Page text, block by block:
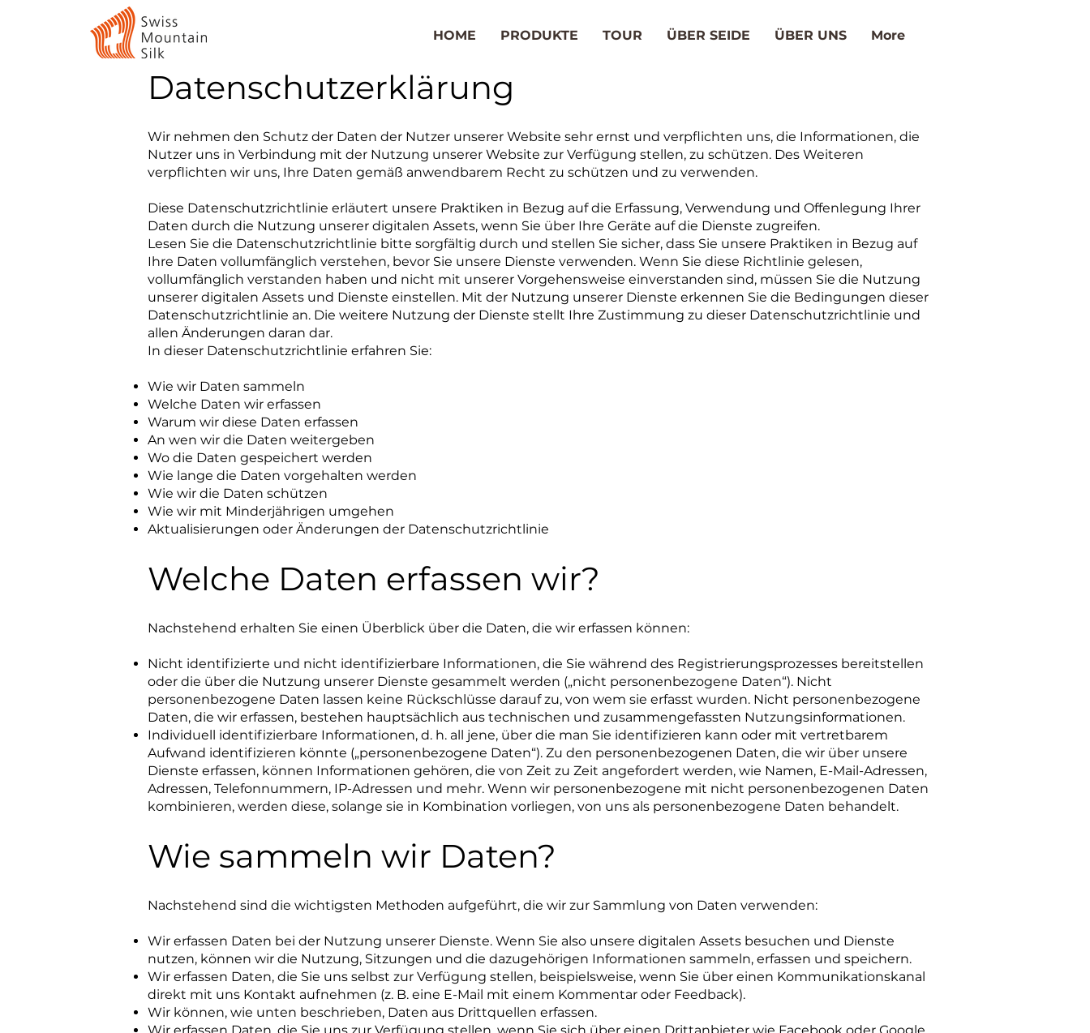
HOME PRODUKTE TOUR ÜBER SEIDE ÜBER UNS More
Datenschutzerklärung
Wir nehmen den Schutz der Daten der Nutzer unserer Website sehr ernst und verpflichten uns, die Informationen, die
Nutzer uns in Verbindung mit der Nutzung unserer Website zur Verfügung stellen, zu schützen. Des Weiteren
verpflichten wir uns, Ihre Daten gemäß anwendbarem Recht zu schützen und zu verwenden.
Diese Datenschutzrichtlinie erläutert unsere Praktiken in Bezug auf die Erfassung, Verwendung und Offenlegung Ihrer
Daten durch die Nutzung unserer digitalen Assets, wenn Sie über Ihre Geräte auf die Dienste zugreifen.
Lesen Sie die Datenschutzrichtlinie bitte sorgfältig durch und stellen Sie sicher, dass Sie unsere Praktiken in Bezug auf
Ihre Daten vollumfänglich verstehen, bevor Sie unsere Dienste verwenden. Wenn Sie diese Richtlinie gelesen,
vollumfänglich verstanden haben und nicht mit unserer Vorgehensweise einverstanden sind, müssen Sie die Nutzung
unserer digitalen Assets und Dienste einstellen. Mit der Nutzung unserer Dienste erkennen Sie die Bedingungen dieser
Datenschutzrichtlinie an. Die weitere Nutzung der Dienste stellt Ihre Zustimmung zu dieser Datenschutzrichtlinie und
allen Änderungen daran dar.
In dieser Datenschutzrichtlinie erfahren Sie:
Wie wir Daten sammeln
Welche Daten wir erfassen
Warum wir diese Daten erfassen
An wen wir die Daten weitergeben
Wo die Daten gespeichert werden
Wie lange die Daten vorgehalten werden
Wie wir die Daten schützen
Wie wir mit Minderjährigen umgehen
Aktualisierungen oder Änderungen der Datenschutzrichtlinie
Welche Daten erfassen wir?
Nachstehend erhalten Sie einen Überblick über die Daten, die wir erfassen können:
Nicht identifizierte und nicht identifizierbare Informationen, die Sie während des Registrierungsprozesses bereitstellen
oder die über die Nutzung unserer Dienste gesammelt werden („nicht personenbezogene Daten“). Nicht
personenbezogene Daten lassen keine Rückschlüsse darauf zu, von wem sie erfasst wurden. Nicht personenbezogene
Daten, die wir erfassen, bestehen hauptsächlich aus technischen und zusammengefassten Nutzungsinformationen.
Individuell identifizierbare Informationen, d. h. all jene, über die man Sie identifizieren kann oder mit vertretbarem
Aufwand identifizieren könnte („personenbezogene Daten“). Zu den personenbezogenen Daten, die wir über unsere
Dienste erfassen, können Informationen gehören, die von Zeit zu Zeit angefordert werden, wie Namen, E-Mail-Adressen,
Adressen, Telefonnummern, IP-Adressen und mehr. Wenn wir personenbezogene mit nicht personenbezogenen Daten
kombinieren, werden diese, solange sie in Kombination vorliegen, von uns als personenbezogene Daten behandelt.
Wie sammeln wir Daten?
Nachstehend sind die wichtigsten Methoden aufgeführt, die wir zur Sammlung von Daten verwenden:
Wir erfassen Daten bei der Nutzung unserer Dienste. Wenn Sie also unsere digitalen Assets besuchen und Dienste
nutzen, können wir die Nutzung, Sitzungen und die dazugehörigen Informationen sammeln, erfassen und speichern.
Wir erfassen Daten, die Sie uns selbst zur Verfügung stellen, beispielsweise, wenn Sie über einen Kommunikationskanal
direkt mit uns Kontakt aufnehmen (z. B. eine E-Mail mit einem Kommentar oder Feedback).
Wir können, wie unten beschrieben, Daten aus Drittquellen erfassen.